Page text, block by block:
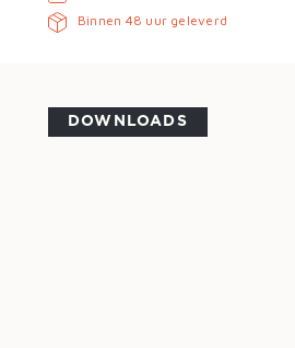
Binnen 48 uur geleverd
DOWNLOADS